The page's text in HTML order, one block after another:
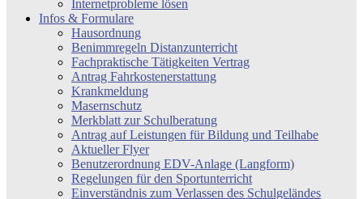
Internetprobleme lösen
Infos & Formulare
Hausordnung
Benimmregeln Distanzunterricht
Fachpraktische Tätigkeiten Vertrag
Antrag Fahrkostenerstattung
Krankmeldung
Masernschutz
Merkblatt zur Schulberatung
Antrag auf Leistungen für Bildung und Teilhabe
Aktueller Flyer
Benutzerordnung EDV-Anlage (Langform)
Regelungen für den Sportunterricht
Einverständnis zum Verlassen des Schulgeländes